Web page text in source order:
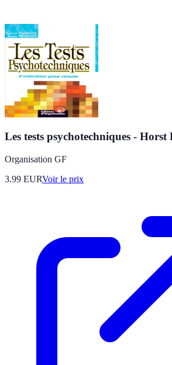
Les tests psychotechniques - Horst
Organisation GF
3.99 EURVoir le prix